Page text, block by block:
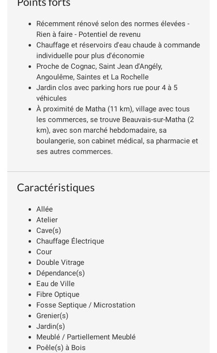
Récemment rénové selon des normes élevées -
Rien à faire - Potentiel de revenu
Chauffage et réservoirs d'eau chaude à commande
individuelle pour plus d'économie
Proche de Cognac, Saint Jean d'Angély,
Angoulême, Saintes et La Rochelle
Jardin clos avec parking hors rue pour 4 à 5
véhicules
À proximité de Matha (11 km), village avec tous
les commerces, se trouve Beauvais-sur-Matha (2
km), avec son marché hebdomadaire, sa
boulangerie, son cabinet médical, sa pharmacie et
ses autres commerces.
Caractéristiques
Allée
Atelier
Cave(s)
Chauffage Électrique
Cour
Double Vitrage
Dépendance(s)
Eau de Ville
Fibre Optique
Fosse Septique / Microstation
Grenier(s)
Jardin(s)
Meublé / Partiellement Meublé
Poêle(s) à Bois